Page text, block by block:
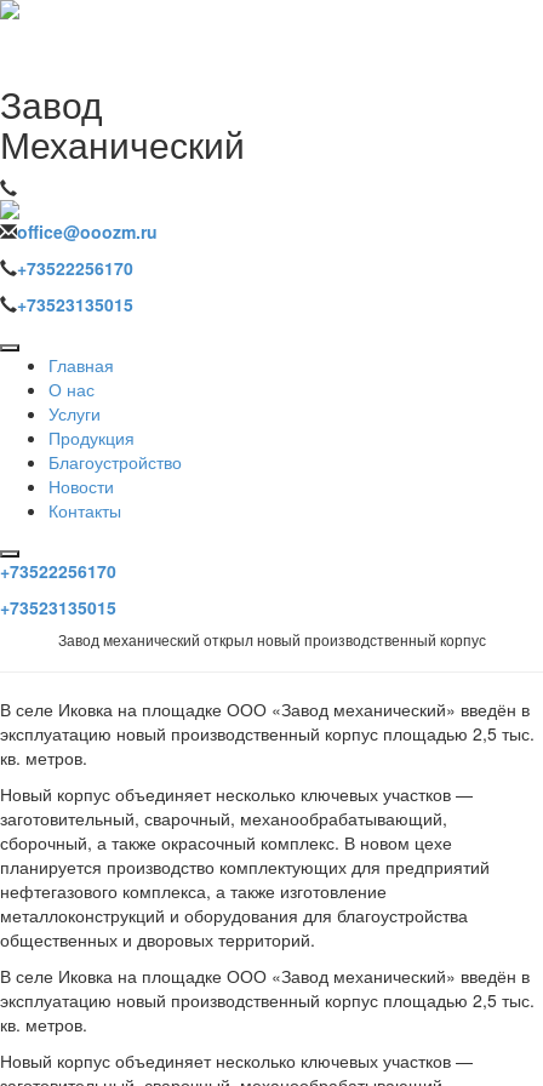
Завод
Механический
office@ooozm.ru
+73522256170
+73523135015
Главная
О нас
Услуги
Продукция
Благоустройство
Новости
Контакты
+73522256170
+73523135015
Завод механический открыл новый производственный корпус
В селе Иковка на площадке ООО «Завод механический» введён в
эксплуатацию новый производственный корпус площадью 2,5 тыс.
кв. метров.
Новый корпус объединяет несколько ключевых участков —
заготовительный, сварочный, механообрабатывающий,
сборочный, а также окрасочный комплекс. В новом цехе
планируется производство комплектующих для предприятий
нефтегазового комплекса, а также изготовление
металлоконструкций и оборудования для благоустройства
общественных и дворовых территорий.
В селе Иковка на площадке ООО «Завод механический» введён в
эксплуатацию новый производственный корпус площадью 2,5 тыс.
кв. метров.
Новый корпус объединяет несколько ключевых участков —